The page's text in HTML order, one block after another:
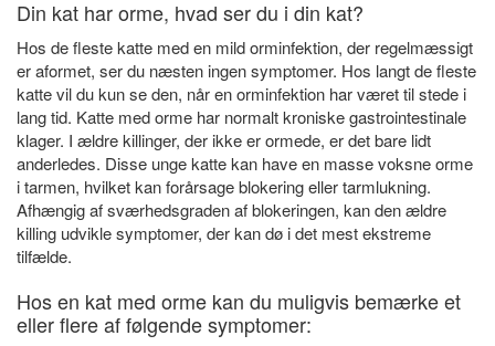
Din kat har orme, hvad ser du i din kat?
Hos de fleste katte med en mild orminfektion, der regelmæssigt
er aformet, ser du næsten ingen symptomer. Hos langt de fleste
katte vil du kun se den, når en orminfektion har været til stede i
lang tid. Katte med orme har normalt kroniske gastrointestinale
klager. I ældre killinger, der ikke er ormede, er det bare lidt
anderledes. Disse unge katte kan have en masse voksne orme
i tarmen, hvilket kan forårsage blokering eller tarmlukning.
Afhængig af sværhedsgraden af ​​blokeringen, kan den ældre
killing udvikle symptomer, der kan dø i det mest ekstreme
tilfælde.
Hos en kat med orme kan du muligvis bemærke et
eller flere af følgende symptomer: